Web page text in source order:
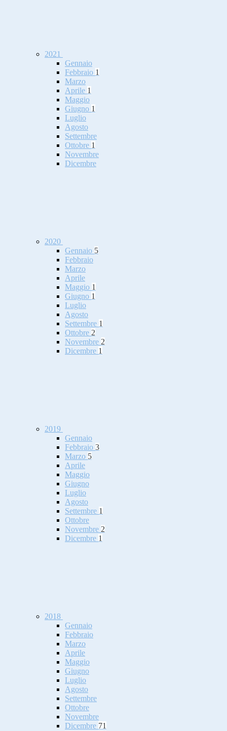
2021
Gennaio
Febbraio 1
Marzo
Aprile 1
Maggio
Giugno 1
Luglio
Agosto
Settembre
Ottobre 1
Novembre
Dicembre
2020
Gennaio 5
Febbraio
Marzo
Aprile
Maggio 1
Giugno 1
Luglio
Agosto
Settembre 1
Ottobre 2
Novembre 2
Dicembre 1
2019
Gennaio
Febbraio 3
Marzo 5
Aprile
Maggio
Giugno
Luglio
Agosto
Settembre 1
Ottobre
Novembre 2
Dicembre 1
2018
Gennaio
Febbraio
Marzo
Aprile
Maggio
Giugno
Luglio
Agosto
Settembre
Ottobre
Novembre
Dicembre 71